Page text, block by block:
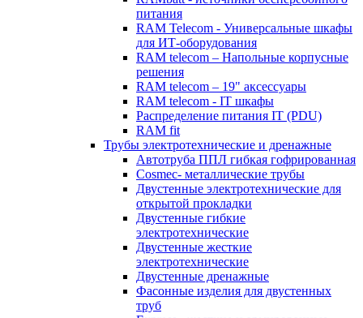
питания
RAM Telecom - Универсальные шкафы
для ИТ-оборудования
RAM telecom – Напольные корпусные
решения
RAM telecom – 19" аксессуары
RAM telecom - IT шкафы
Распределение питания IT (PDU)
RAM fit
Трубы электротехнические и дренажные
Автотруба ППЛ гибкая гофрированная
Cosmec- металлические трубы
Двустенные электротехнические для
открытой прокладки
Двустенные гибкие
электротехнические
Двустенные жесткие
электротехнические
Двустенные дренажные
Фасонные изделия для двустенных
труб